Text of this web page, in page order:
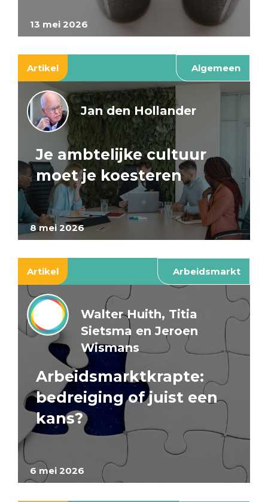
13 mei 2026
Artikel Algemeen
8 mei 2026
Jan den Hollander
Je ambtelijke cultuur
moet je koesteren
Artikel Arbeidsmarkt
6 mei 2026
Walter Huith, Titia
Sietsma en Jeroen
Wismans
Arbeidsmarktkrapte:
bedreiging of juist een
kans?